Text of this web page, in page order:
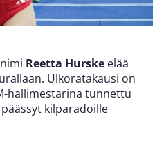
Reetta Hurske elää
Ulkoratakausi on
hallimestarina tunnettu
kilparadoille